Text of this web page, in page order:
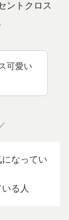
ントクロス
可愛い
なってい
る人